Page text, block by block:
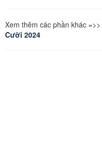
Xem thêm các phần khác =>>
Cười 2024